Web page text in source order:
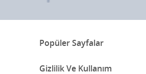
Popüler Sayfalar
Gizlilik Ve Kullanım